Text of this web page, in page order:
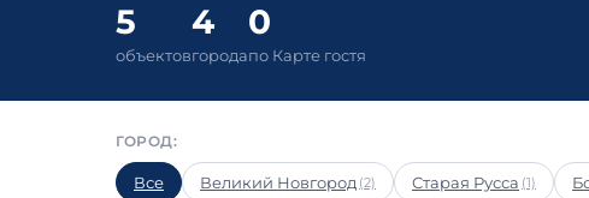
5
объектов
4
города
0
по Карте гостя
ГОРОД:
Все Великий Новгород (2) Старая Русса (1)